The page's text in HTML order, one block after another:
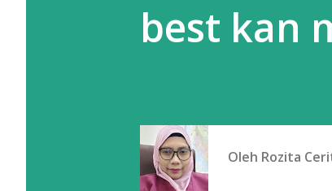
best kan
Oleh Rozita